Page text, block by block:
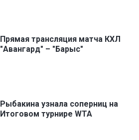
Прямая трансляция матча КХЛ
"Авангард" – "Барыс"
Рыбакина узнала соперниц на
Итоговом турнире WTA